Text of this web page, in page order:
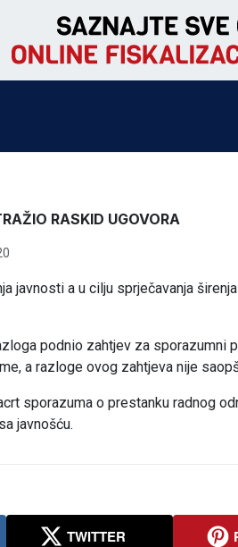
RASKID UGOVORA
javnosti a u cilju sprječavanja
podnio zahtjev za sporazumni
a razloge ovog zahtjeva nije
sporazuma o prestanku radnog
javnošću.
TWITTER